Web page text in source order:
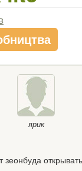
ярик
зеонбуда